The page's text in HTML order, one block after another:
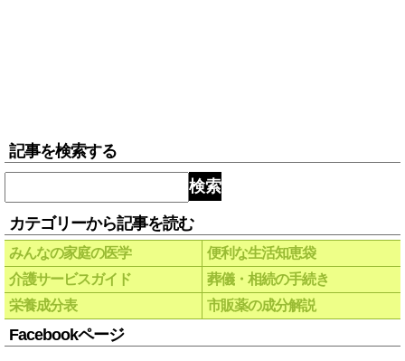
記事を検索する
検索
カテゴリーから記事を読む
みんなの家庭の医学
便利な生活知恵袋
介護サービスガイド
葬儀・相続の手続き
栄養成分表
市販薬の成分解説
Facebookページ